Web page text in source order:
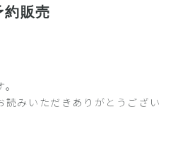
販売
読みいただきありがとうござい